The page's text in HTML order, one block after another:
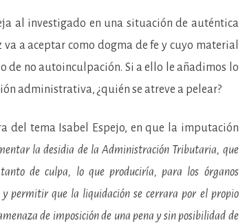
al investigado en una situación de auténtica
a aceptar como dogma de fe y cuyo material
de no autoinculpación. Si a ello le añadimos lo
administrativa, ¿quién se atreve a pelear?
del tema Isabel Espejo, en que la imputación
la desidia de la Administración Tributaria, que
de culpa, lo que produciría, para los órganos
y permitir que la liquidación se cerrara por el propio
de imposición de una pena y sin posibilidad de